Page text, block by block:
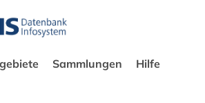
Sammlungen Hilfe